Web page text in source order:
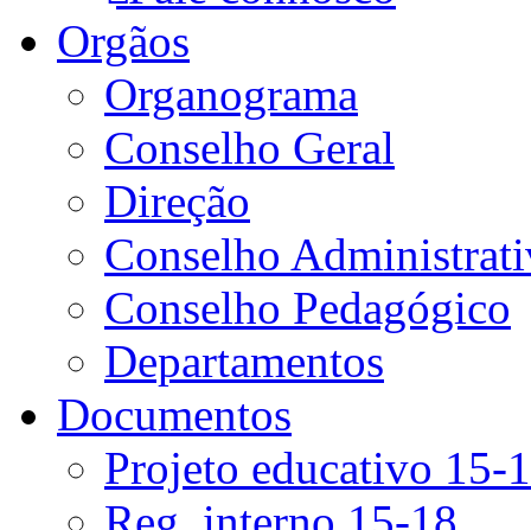
Orgãos
Organograma
Conselho Geral
Direção
Conselho
Conselho Pedagógico
Departamentos
Documentos
Projeto educativo 15-